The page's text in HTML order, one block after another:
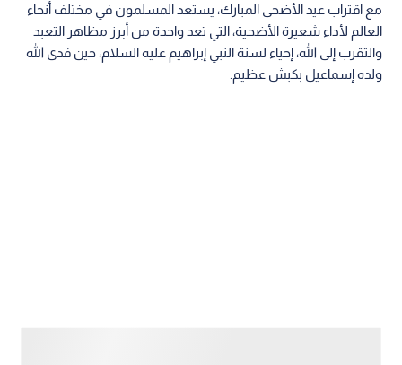
مع اقتراب عيد الأضحى المبارك، يستعد المسلمون في مختلف أنحاء
العالم لأداء شعيرة الأضحية، التي تعد واحدة من أبرز مظاهر التعبد
والتقرب إلى الله، إحياء لسنة النبي إبراهيم عليه السلام، حين فدى الله
ولده إسماعيل بكبش عظيم.